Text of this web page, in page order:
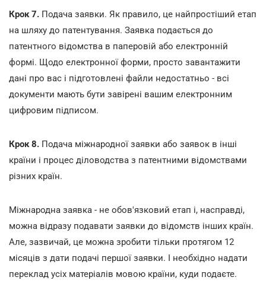
Крок 7. Подача заявки. Як правило, це найпростіший етап
на шляху до патентування. Заявка подається до
патентного відомства в паперовій або електронній
формі. Щодо електронної форми, просто завантажити
дані про вас і підготовлені файли недостатньо - всі
документи мають бути завірені вашим електронним
цифровим підписом.
Крок 8. Подача міжнародної заявки або заявок в інші
країни і процес діловодства з патентними відомствами
різних країн.
Міжнародна заявка - не обов'язковий етап і, насправді,
можна відразу подавати заявки до відомств інших країн.
Але, зазвичай, це можна зробити тільки протягом 12
місяців з дати подачі першої заявки. І необхідно надати
переклад усіх матеріалів мовою країни, куди подаєте.